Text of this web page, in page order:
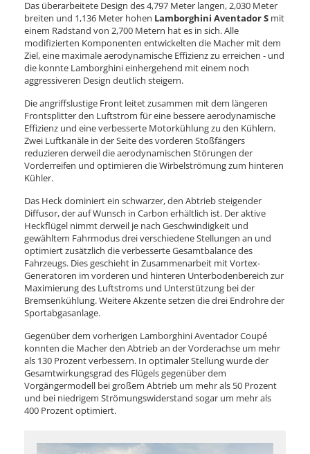
Das überarbeitete Design des 4,797 Meter langen, 2,030 Meter
breiten und 1,136 Meter hohen Lamborghini Aventador S mit
einem Radstand von 2,700 Metern hat es in sich. Alle
modifizierten Komponenten entwickelten die Macher mit dem
Ziel, eine maximale aerodynamische Effizienz zu erreichen - und
die konnte Lamborghini einhergehend mit einem noch
aggressiveren Design deutlich steigern.
Die angriffslustige Front leitet zusammen mit dem längeren
Frontsplitter den Luftstrom für eine bessere aerodynamische
Effizienz und eine verbesserte Motorkühlung zu den Kühlern.
Zwei Luftkanäle in der Seite des vorderen Stoßfängers
reduzieren derweil die aerodynamischen Störungen der
Vorderreifen und optimieren die Wirbelströmung zum hinteren
Kühler.
Das Heck dominiert ein schwarzer, den Abtrieb steigender
Diffusor, der auf Wunsch in Carbon erhältlich ist. Der aktive
Heckflügel nimmt derweil je nach Geschwindigkeit und
gewähltem Fahrmodus drei verschiedene Stellungen an und
optimiert zusätzlich die verbesserte Gesamtbalance des
Fahrzeugs. Dies geschieht in Zusammenarbeit mit Vortex-
Generatoren im vorderen und hinteren Unterbodenbereich zur
Maximierung des Luftstroms und Unterstützung bei der
Bremsenkühlung. Weitere Akzente setzen die drei Endrohre der
Sportabgasanlage.
Gegenüber dem vorherigen Lamborghini Aventador Coupé
konnten die Macher den Abtrieb an der Vorderachse um mehr
als 130 Prozent verbessern. In optimaler Stellung wurde der
Gesamtwirkungsgrad des Flügels gegenüber dem
Vorgängermodell bei großem Abtrieb um mehr als 50 Prozent
und bei niedrigem Strömungswiderstand sogar um mehr als
400 Prozent optimiert.